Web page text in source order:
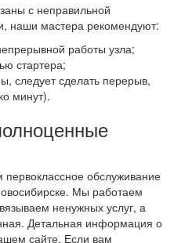
с неправильной
наши мастера рекомендуют:
работы узла;
стартера;
следует сделать перерыв,
минут).
обслуживание
Мы работаем
ненужных услуг, а
Детальная информация о
сайте. Если вам